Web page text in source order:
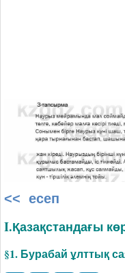
<< есеп
I.Қазақстандағы
§1. Бурабай ұлттық